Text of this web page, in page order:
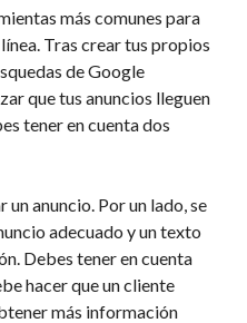
más comunes para
Tras crear tus propios
de Google
que tus anuncios lleguen
tener en cuenta dos
un anuncio. Por un lado, se
adecuado y un texto
Debes tener en cuenta
hacer que un cliente
más información